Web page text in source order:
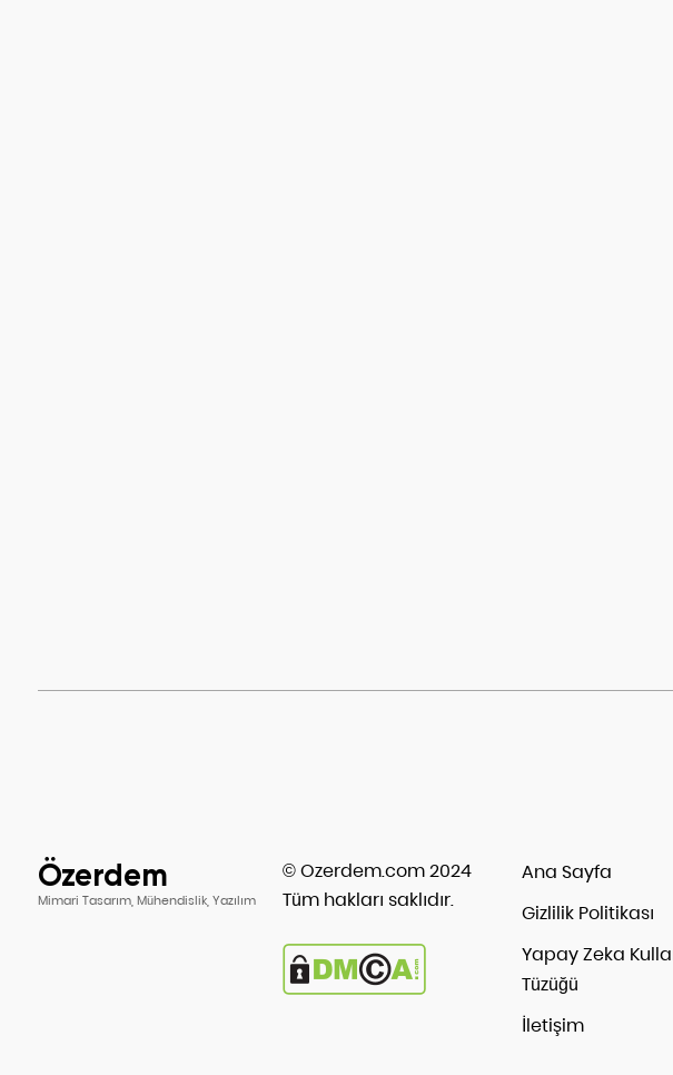
Özerdem
Mimari Tasarım, Mühendislik, Yazılım
© Ozerdem.com 2024
Tüm hakları saklıdır.
Ana Sayfa
Gizlilik Politikası
Yapay Zeka
Tüzüğü
İletişim